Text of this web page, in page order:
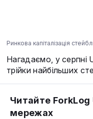
Ринкова капіталізація
Нагадаємо, у серпні
трійки найбільших
Читайте ForkLog
мережах